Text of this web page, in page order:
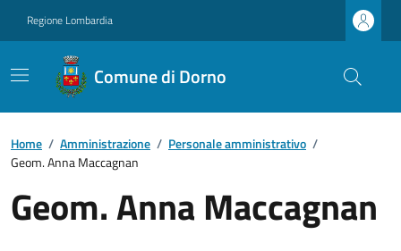
Regione Lombardia
Comune di Dorno
Home / Amministrazione / Personale amministrativo /
Geom. Anna Maccagnan
Geom. Anna Maccagnan